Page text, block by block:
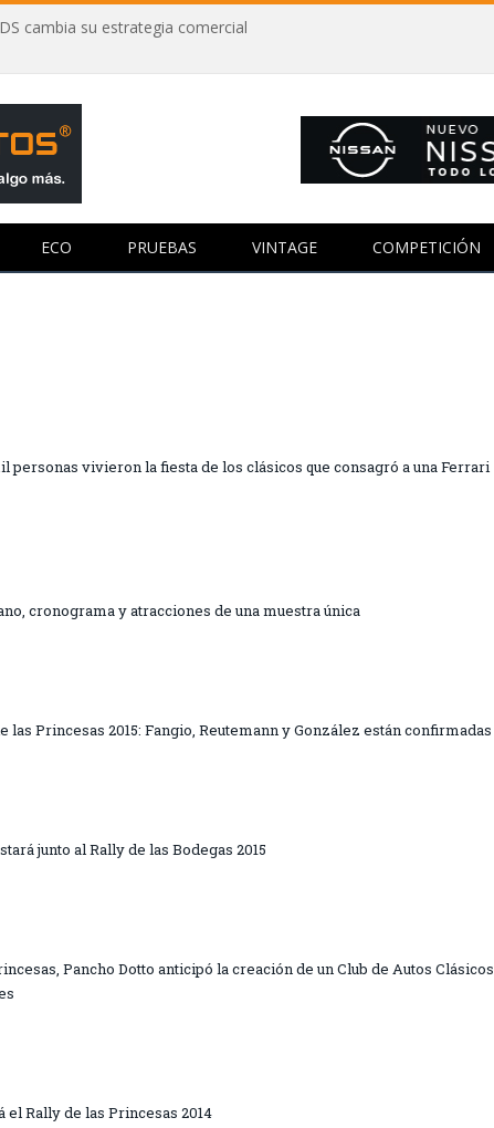
cambia su estrategia comercial
ECO PRUEBAS VINTAGE COMPETICIÓN
personas vivieron la fiesta de los clásicos que consagró a una Ferrari
cronograma y atracciones de una muestra única
las Princesas 2015: Fangio, Reutemann y González están confirmadas
junto al Rally de las Bodegas 2015
Pancho Dotto anticipó la creación de un Club de Autos Clásicos
el Rally de las Princesas 2014